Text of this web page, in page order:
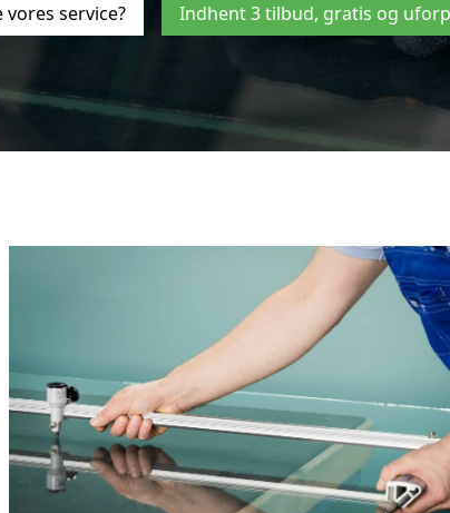
service? Indhent 3 tilbud, gratis og